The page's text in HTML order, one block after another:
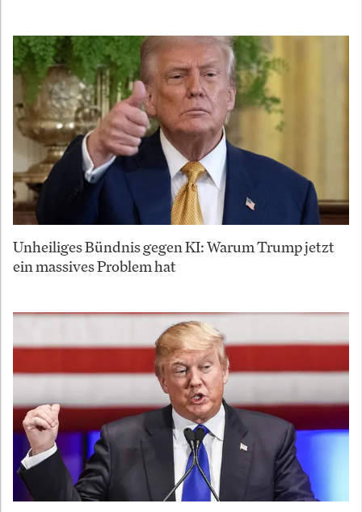
Unheiliges Bündnis gegen KI: Warum Trump jetzt
ein massives Problem hat